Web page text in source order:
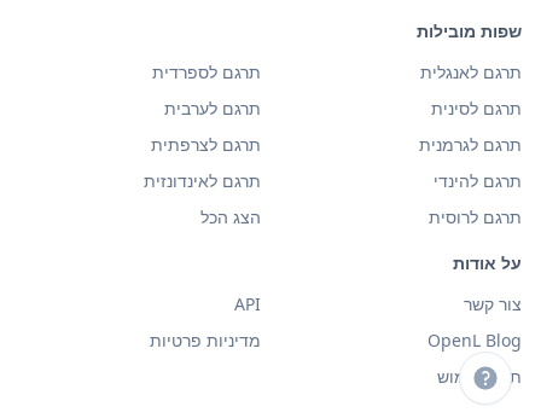
שפות מובילות
תרגם לאנגלית
תרגם לספרדית
תרגם לסינית
תרגם לערבית
תרגם לגרמנית
תרגם לצרפתית
תרגם להינדי
תרגם לאינדונזית
תרגם לרוסית
הצג הכל
על אודות
צור קשר
API
OpenL Blog
מדיניות פרטיות
תנאי שימוש